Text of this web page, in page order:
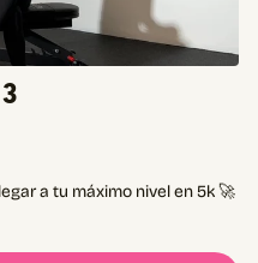
a tu máximo nivel en 5k 🚀